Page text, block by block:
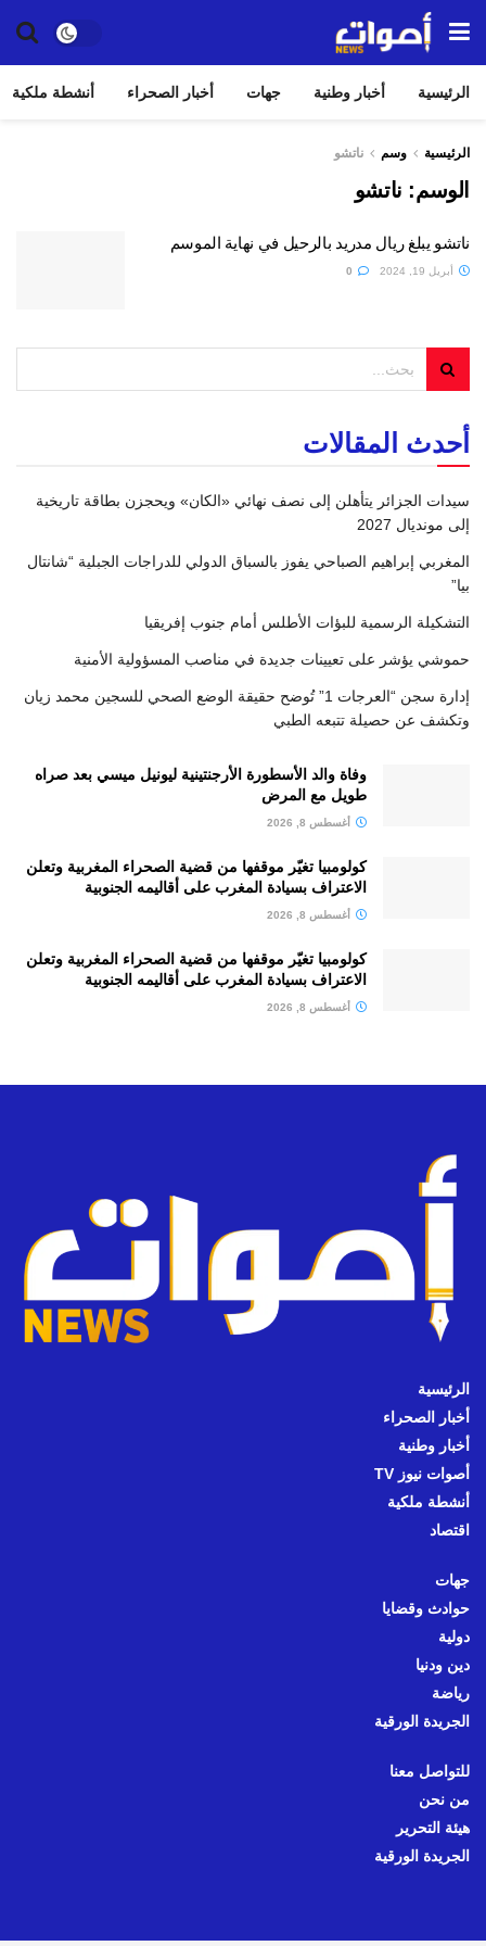
الرئيسية أخبار وطنية جهات أخبار الصحراء أنشطة ملكية
الرئيسية وسم ناتشو
الوسم: ناتشو
ناتشو يبلغ ريال مدريد بالرحيل في نهاية الموسم
أبريل 19, 2024
أحدث المقالات
سيدات الجزائر يتأهلن إلى نصف نهائي «الكان» ويحجزن بطاقة تاريخية
إلى مونديال 2027
المغربي إبراهيم الصباحي يفوز بالسباق الدولي للدراجات الجبلية “شانتال
بيا”
التشكيلة الرسمية للبؤات الأطلس أمام جنوب إفريقيا
حموشي يؤشر على تعيينات جديدة في مناصب المسؤولية الأمنية
إدارة سجن “العرجات 1” تُوضح حقيقة الوضع الصحي للسجين محمد زيان
وتكشف عن حصيلة تتبعه الطبي
وفاة والد الأسطورة الأرجنتينية ليونيل ميسي بعد صراه
طويل مع المرض
أغسطس 8, 2026
كولومبيا تغيّر موقفها من قضية الصحراء المغربية وتعلن
الاعتراف بسيادة المغرب على أقاليمه الجنوبية
أغسطس 8, 2026
كولومبيا تغيّر موقفها من قضية الصحراء المغربية وتعلن
الاعتراف بسيادة المغرب على أقاليمه الجنوبية
أغسطس 8, 2026
الرئيسية
أخبار الصحراء
أخبار وطنية
أصوات نيوز TV
أنشطة ملكية
اقتصاد
جهات
حوادث وقضايا
دولية
دين ودنيا
رياضة
الجريدة الورقية
للتواصل معنا
من نحن
هيئة التحرير
الجريدة الورقية